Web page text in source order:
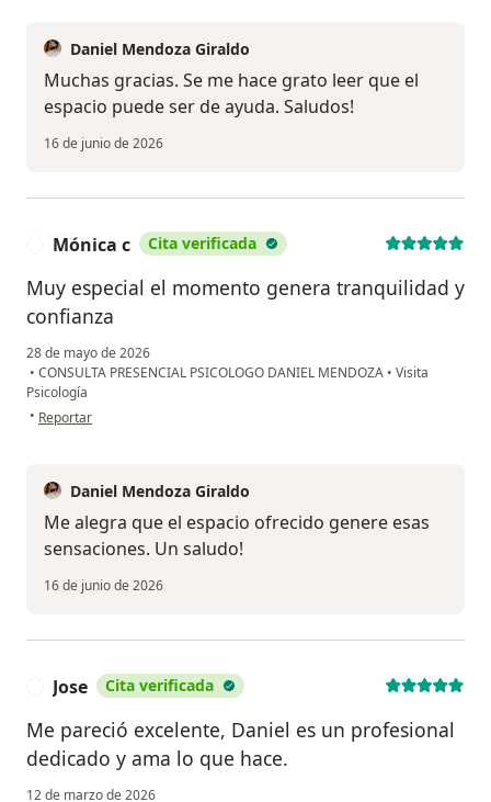
Daniel Mendoza Giraldo
Muchas gracias. Se me hace grato leer que el
espacio puede ser de ayuda. Saludos!
16 de junio de 2026
Mónica c Cita verificada
Muy especial el momento genera tranquilidad y
confianza
28 de mayo de 2026
• CONSULTA PRESENCIAL PSICOLOGO DANIEL MENDOZA • Visita
Psicología
• en opinión del usuario Mónica c
Reportar
Daniel Mendoza Giraldo
Me alegra que el espacio ofrecido genere esas
sensaciones. Un saludo!
16 de junio de 2026
Jose Cita verificada
Me pareció excelente, Daniel es un profesional
dedicado y ama lo que hace.
12 de marzo de 2026